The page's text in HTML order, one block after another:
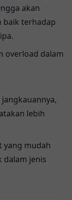
akan
baik terhadap
overload dalam
lebih
yang mudah
dalam jenis